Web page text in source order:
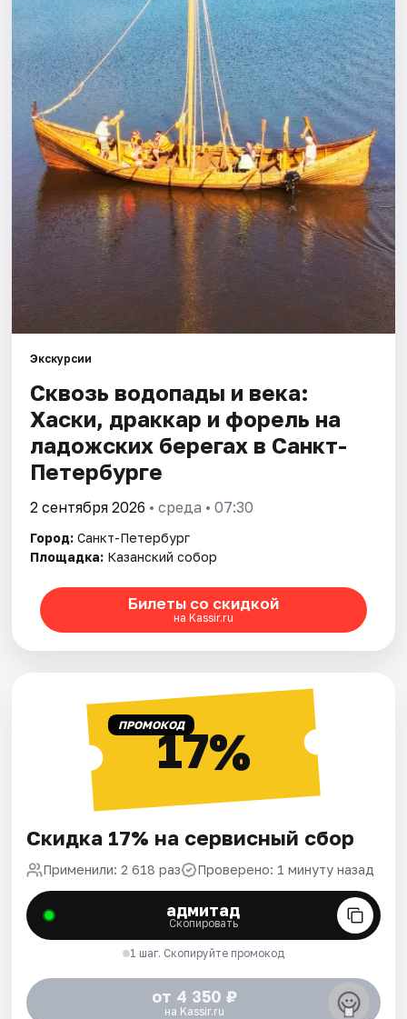
Города
Площадки
Артисты
Рейтинги
Экскурсии
Сквозь водопады и века:
Хаски, драккар и форель на
ладожских берегах в Санкт-
Петербурге
2 сентября 2026 • среда • 07:30
Город: Санкт-Петербург
Площадка: Казанский собор
Билеты со скидкой
на Kassir.ru
ПРОМОКОД17%
Скидка 17% на сервисный сбор
Применили: 2 618 раз Проверено: 1 минуту назад
адмитад
Скопировать
1 шаг. Скопируйте промокод
от 4 350 ₽
на Kassir.ru